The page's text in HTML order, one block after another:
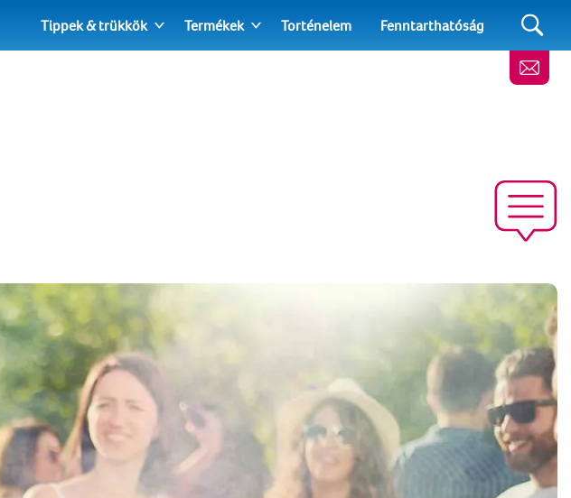
Tippek & trükkök Termékek Torténelem Fenntarthatóság